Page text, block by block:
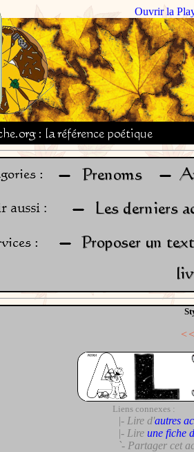
Ouvrir la
Liens connexes :
|- Lire d'autres
|- Lire une fiche
`- Partager cet